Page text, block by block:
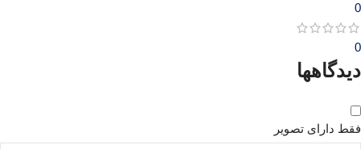
0
0
دیدگاهها
فقط دارای تصویر